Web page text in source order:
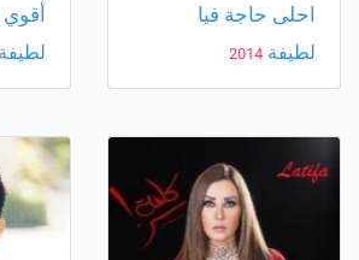
احلى حاجة فيا
لطيفة 2014 لطيفة